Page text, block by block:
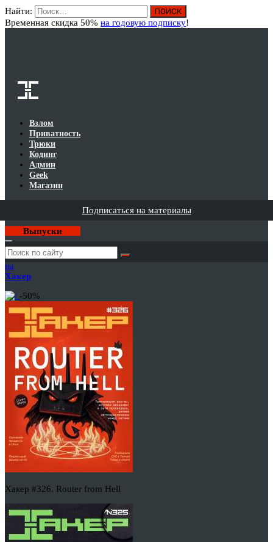
Найти:
Временная скидка 50% на годовую подписку!
Взлом
Приватность
Трюки
Кодинг
Админ
Geek
Магазин
Подписаться на материалы
Выпуски
Годовая
подписка
на
Хакер
-50%
Хакер #326. Router from Hell